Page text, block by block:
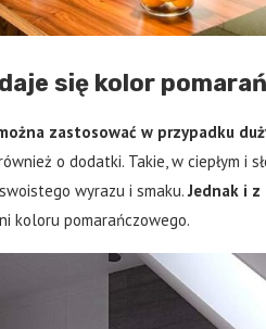
się kolor
zastosować w przypadku
o dodatki. Takie, w ciepłym i
wyrazu i smaku.Jednak i
koloru pomarańczowego.